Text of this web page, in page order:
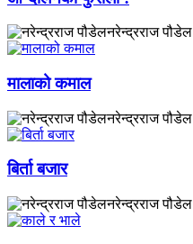
नरेन्द्रराज पौडेल
मालाको कमाल
नरेन्द्रराज पौडेल
बिर्ता बजार
नरेन्द्रराज पौडेल